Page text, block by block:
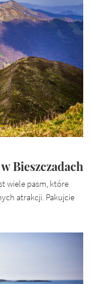
Bieszczadach
wiele pasm, które
atrakcji. Pakujcie